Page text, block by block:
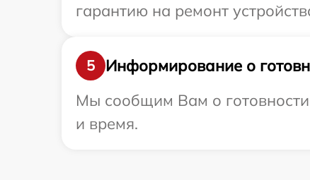
гарантию на ремонт
5
Информирование о
Мы сообщим Вам о готовности
и время.